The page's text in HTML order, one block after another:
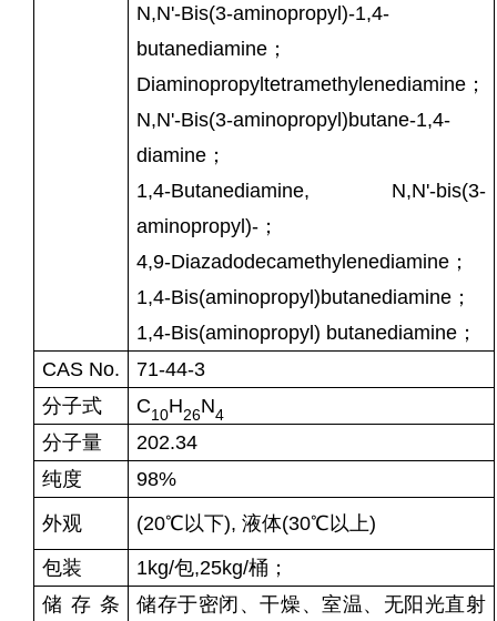
N,N'-Bis(3-aminopropyl)-1,4-
butanediamine；
Diaminopropyltetramethylenediamine；
N,N'-Bis(3-aminopropyl)butane-1,4-
diamine；
1,4-Butanediamine, N,N'-bis(3-
aminopropyl)-；
4,9-Diazadodecamethylenediamine；
1,4-Bis(aminopropyl)butanediamine；
1,4-Bis(aminopropyl) butanediamine；
CAS No.
71-44-3
分子式
C10H26N4
分子量
202.34
纯度
98%
外观
(20℃以下), 液体(30℃以上)
包装
1kg/包,25kg/桶；
储存条
储存于密闭、干燥、室温、无阳光直射